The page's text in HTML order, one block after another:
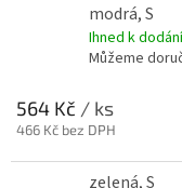
modrá, S
Ihned k
Můžeme
564 Kč / ks
466 Kč bez DPH
zelená, S